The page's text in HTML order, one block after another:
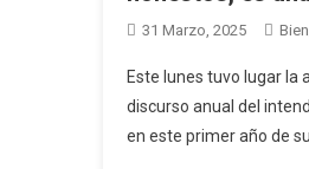
31 Marzo, 2025
Este lunes tuvo lugar la
discurso anual del
en este primer año de